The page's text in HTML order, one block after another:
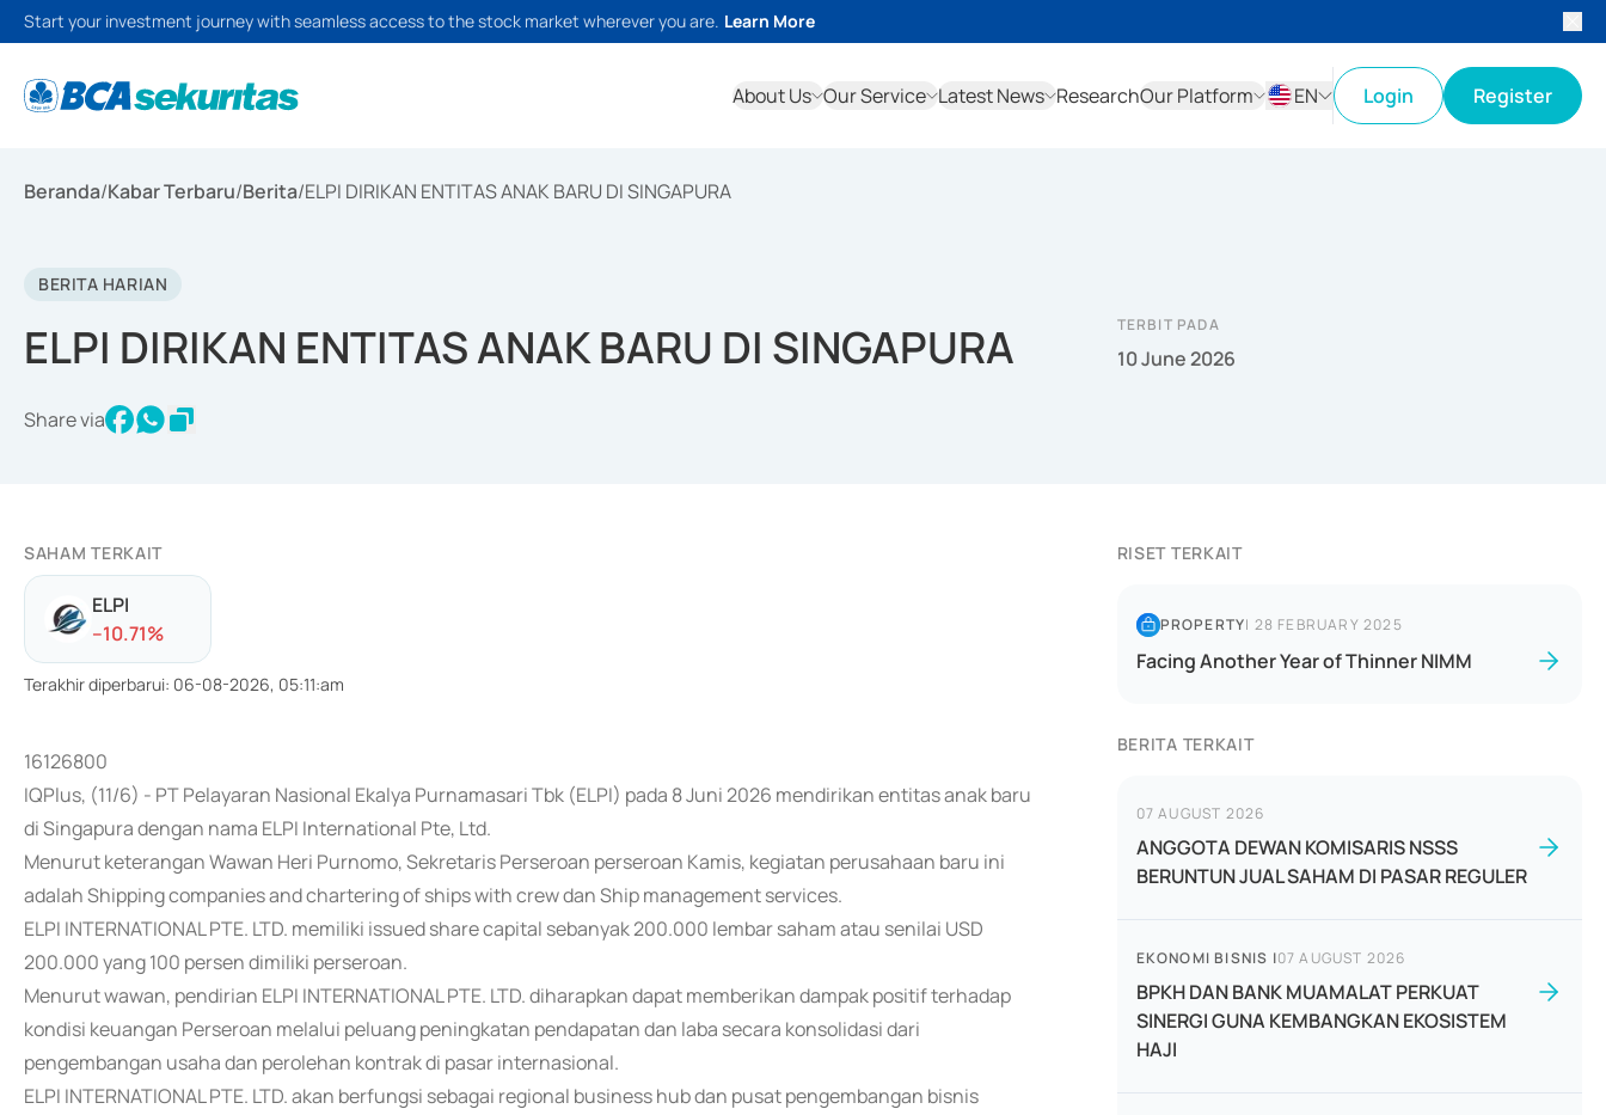
Start your investment journey with seamless access to the stock market wherever you are. Learn More
About Us Our Service Latest News ResearchOur Platform
EN
Login Register
Beranda/Kabar Terbaru/Berita/ELPI DIRIKAN ENTITAS ANAK BARU DI SINGAPURA
BERITA HARIAN
ELPI DIRIKAN ENTITAS ANAK BARU DI SINGAPURA
Share via
TERBIT PADA
10 June 2026
SAHAM TERKAIT
ELPI
--10.71%
Terakhir diperbarui: 06-08-2026, 05:11:am
16126800
IQPlus, (11/6) - PT Pelayaran Nasional Ekalya Purnamasari Tbk (ELPI) pada 8 Juni 2026 mendirikan entitas anak baru
di Singapura dengan nama ELPI International Pte, Ltd.
Menurut keterangan Wawan Heri Purnomo, Sekretaris Perseroan perseroan Kamis, kegiatan perusahaan baru ini
adalah Shipping companies and chartering of ships with crew dan Ship management services.
ELPI INTERNATIONAL PTE. LTD. memiliki issued share capital sebanyak 200.000 lembar saham atau senilai USD
200.000 yang 100 persen dimiliki perseroan.
Menurut wawan, pendirian ELPI INTERNATIONAL PTE. LTD. diharapkan dapat memberikan dampak positif terhadap
kondisi keuangan Perseroan melalui peluang peningkatan pendapatan dan laba secara konsolidasi dari
pengembangan usaha dan perolehan kontrak di pasar internasional.
ELPI INTERNATIONAL PTE. LTD. akan berfungsi sebagai regional business hub dan pusat pengembangan bisnis
RISET TERKAIT
PROPERTY| 28 FEBRUARY 2025
Facing Another Year of Thinner NIMM
BERITA TERKAIT
07 AUGUST 2026
ANGGOTA DEWAN KOMISARIS NSSS
BERUNTUN JUAL SAHAM DI PASAR REGULER
EKONOMI BISNIS |07 AUGUST 2026
BPKH DAN BANK MUAMALAT PERKUAT
SINERGI GUNA KEMBANGKAN EKOSISTEM
HAJI